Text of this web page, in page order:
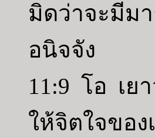
มิดว่าจะมี
อนิจจัง
11:9 โอ เย
ให้จิตใจของ